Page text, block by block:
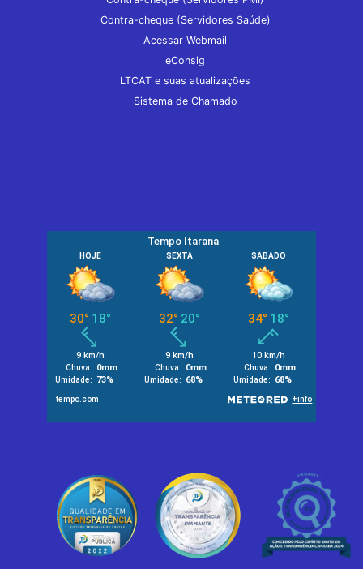
Contra-cheque (Servidores Saúde)
Acessar Webmail
eConsig
LTCAT e suas atualizações
Sistema de Chamado